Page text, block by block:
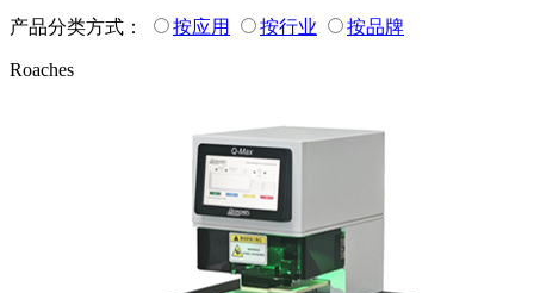
产品分类方式： 按应用 按行业 按品牌
Roaches